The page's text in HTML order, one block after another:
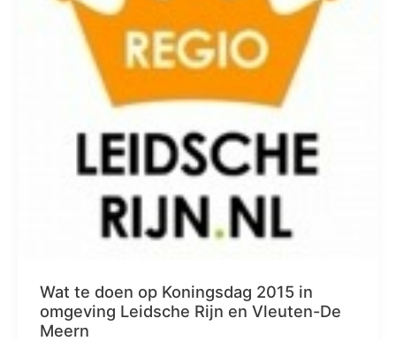
Wat te doen op Koningsdag 2015 in
omgeving Leidsche Rijn en Vleuten-De
Meern